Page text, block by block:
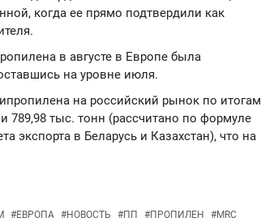
когда ее прямо подтвердили как
в августе в Европе была
на уровне июля.
на российский рынок по итогам
789,98 тыс. тонн (рассчитано по формуле
экспорта в Беларусь и Казахстан), что на
#ЕВРОПА #НОВОСТЬ #ПП #ПРОПИЛЕН #MRC